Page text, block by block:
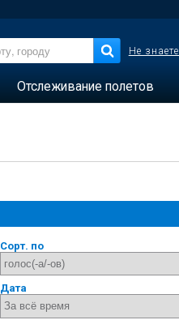
Не
Отслеживание полетов
Сорт. по
Дата